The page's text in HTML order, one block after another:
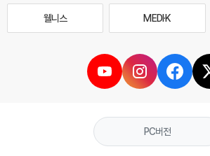
웰니스 MEDI·K
PC버전